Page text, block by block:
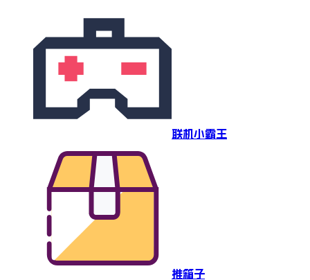
联机小霸王
推箱子